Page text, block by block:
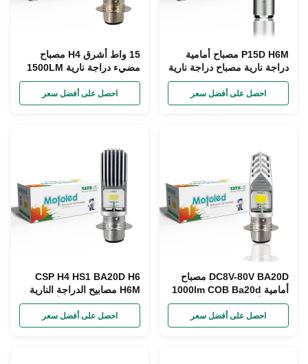
P15D H6M مصباح أمامية
دراجة نارية مصباح دراجة نارية
مزدوج اللون
احصل على أفضل سعر
15 واط أشرق H4 مصباح
مضيء دراجة نارية 1500LM
ثنائي اللون
احصل على أفضل سعر
DC8V-80V BA20D مصباح
أمامية 1000lm COB Ba20d
مصباح أمامية دراجة نارية
احصل على أفضل سعر
CSP H4 HS1 BA20D H6
H6M مصابيح الدراجة النارية
12W P15D مصابيح أمامية
احصل على أفضل سعر